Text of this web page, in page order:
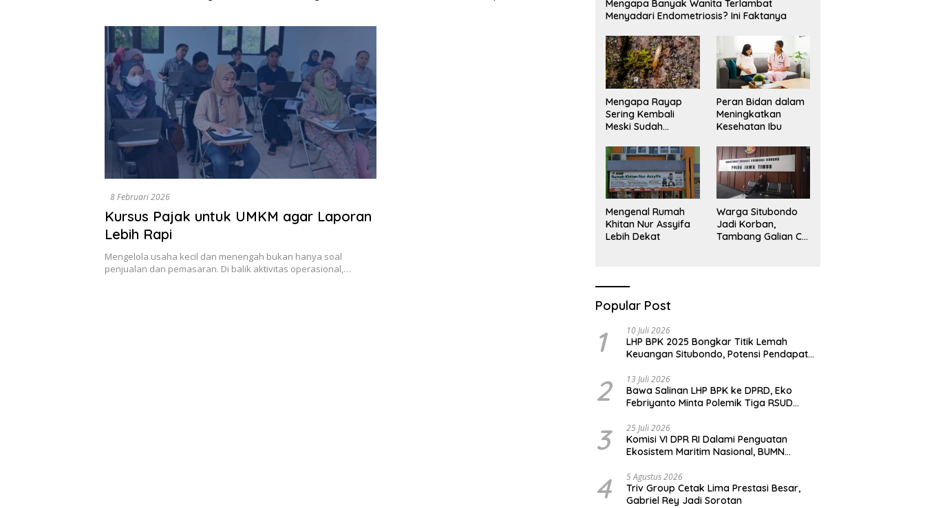
Sekadar Narasi.
8 Februari 2026
Kursus Pajak untuk UMKM agar Laporan
Lebih Rapi
Mengelola usaha kecil dan menengah bukan hanya soal
penjualan dan pemasaran. Di balik aktivitas operasional,…
Mengapa Banyak Wanita Terlambat
Menyadari Endometriosis? Ini Faktanya
Mengapa Rayap
Sering Kembali
Meski Sudah
Peran Bidan dalam
Meningkatkan
Kesehatan Ibu
Mengenal Rumah
Khitan Nur Assyifa
Lebih Dekat
Warga Situbondo
Jadi Korban,
Tambang Galian C
Popular Post
1 10 Juli 2026
LHP BPK 2025 Bongkar Titik Lemah
Keuangan Situbondo, Potensi Pendapatan
2 13 Juli 2026
Bawa Salinan LHP BPK ke DPRD, Eko
Febriyanto Minta Polemik Tiga RSUD
Opini
3 25 Juli 2026
Komisi VI DPR RI Dalami Penguatan
Ekosistem Maritim Nasional, BUMN
Surabaya
4 5 Agustus 2026
Triv Group Cetak Lima Prestasi Besar,
Gabriel Rey Jadi Sorotan